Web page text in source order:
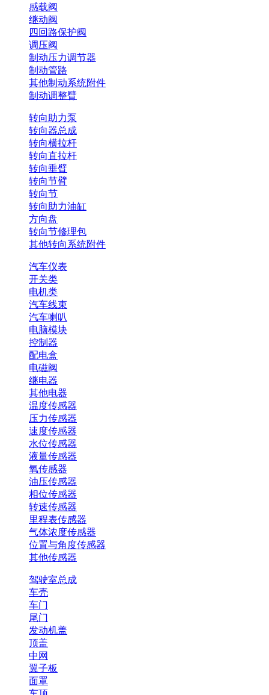
感载阀
继动阀
四回路保护阀
调压阀
制动压力调节器
制动管路
其他制动系统附件
制动调整臂
转向助力泵
转向器总成
转向横拉杆
转向直拉杆
转向垂臂
转向节臂
转向节
转向助力油缸
方向盘
转向节修理包
其他转向系统附件
汽车仪表
开关类
电机类
汽车线束
汽车喇叭
电脑模块
控制器
配电盒
电磁阀
继电器
其他电器
温度传感器
压力传感器
速度传感器
水位传感器
液量传感器
氧传感器
油压传感器
相位传感器
转速传感器
里程表传感器
气体浓度传感器
位置与角度传感器
其他传感器
驾驶室总成
车壳
车门
尾门
发动机盖
顶盖
中网
翼子板
面罩